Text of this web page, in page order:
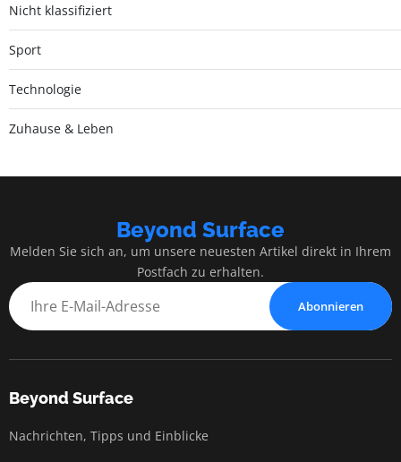
Nicht klassifiziert
Sport
Technologie
Zuhause & Leben
Beyond Surface
Melden Sie sich an, um unsere neuesten Artikel direkt in Ihrem
Postfach zu erhalten.
Abonnieren
Beyond Surface
Nachrichten, Tipps und Einblicke